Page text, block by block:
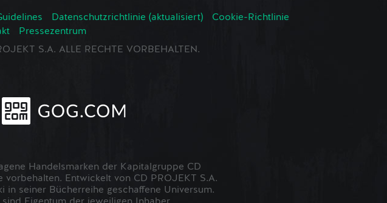
Datenschutzrichtlinie (aktualisiert)
Cookie-Richtlinie
Pressezentrum
S.A. ALLE RECHTE VORBEHALTEN.
Handelsmarken der Kapitalgruppe CD
vorbehalten. Entwickelt von CD PROJEKT S.A.
in seiner Bücherreihe geschaffene Universum.